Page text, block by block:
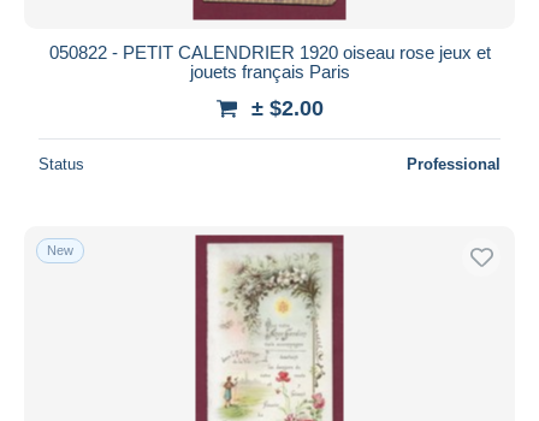
050822 - PETIT CALENDRIER 1920 oiseau rose jeux et
jouets français Paris
± $2.00
Status Professional
New